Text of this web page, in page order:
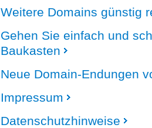
Weitere Domains günstig
Gehen Sie einfach und
Baukasten
Neue Domain-Endungen
Impressum
Datenschutzhinweise